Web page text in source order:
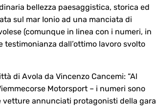
bellezza paesaggistica, storica ed
sul mar Ionio ad una manciata di
(comunque in linea con i numeri, in
dall’ottimo lavoro svolto
di Avola da Vincenzo Cancemi: “Al
Motorsport – i numeri sono
annunciati protagonisti della gara